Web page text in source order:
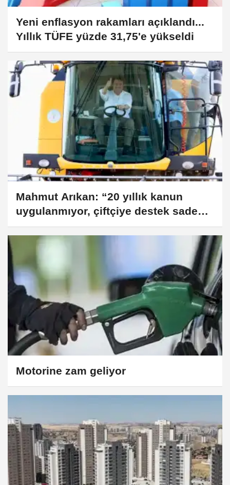
Yeni enflasyon rakamları açıklandı...
Yıllık TÜFE yüzde 31,75'e yükseldi
Mahmut Arıkan: “20 yıllık kanun
uygulanmıyor, çiftçiye destek sadece
yüzde 0,25”
Motorine zam geliyor